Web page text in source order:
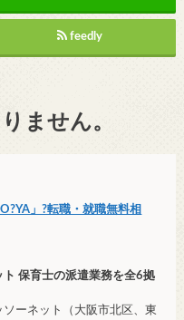
feedly
ません。
」?転職・就職無料相
保育士の派遣業務を全6拠
ーネット（大阪市北区、東